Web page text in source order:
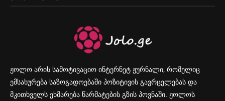
ჟოლო არის სამოტივაციო ინტერნეტ ჟურნალი, რომელიც
ემსახურება საზოგადოებაში პოზიტივის გავრცელებას და
მკითხველს ეხმარება წარმატების გზის პოვნაში. ჟოლოს